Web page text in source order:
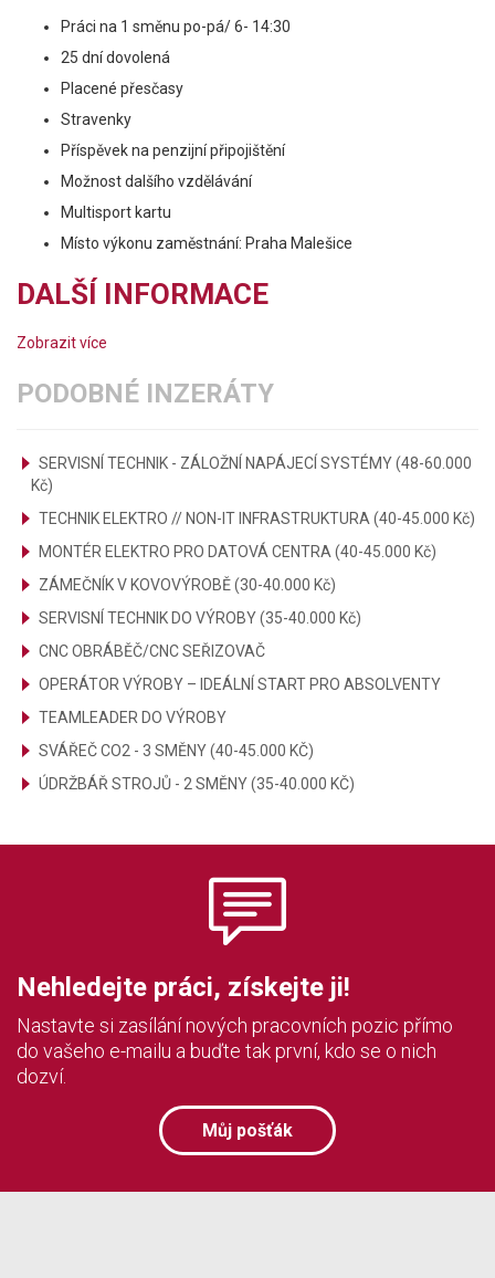
Práci na 1 směnu po-pá/ 6- 14:30
25 dní dovolená
Placené přesčasy
Stravenky
Příspěvek na penzijní připojištění
Možnost dalšího vzdělávání
Multisport kartu
Místo výkonu zaměstnání: Praha Malešice
DALŠÍ INFORMACE
Zobrazit více
PODOBNÉ INZERÁTY
SERVISNÍ TECHNIK - ZÁLOŽNÍ NAPÁJECÍ SYSTÉMY (48-60.000
Kč)
TECHNIK ELEKTRO // NON-IT INFRASTRUKTURA (40-45.000 Kč)
MONTÉR ELEKTRO PRO DATOVÁ CENTRA (40-45.000 Kč)
ZÁMEČNÍK V KOVOVÝROBĚ (30-40.000 Kč)
SERVISNÍ TECHNIK DO VÝROBY (35-40.000 Kč)
CNC OBRÁBĚČ/CNC SEŘIZOVAČ
OPERÁTOR VÝROBY – IDEÁLNÍ START PRO ABSOLVENTY
TEAMLEADER DO VÝROBY
SVÁŘEČ CO2 - 3 SMĚNY (40-45.000 KČ)
ÚDRŽBÁŘ STROJŮ - 2 SMĚNY (35-40.000 KČ)
Nehledejte práci, získejte ji!
Nastavte si zasílání nových pracovních pozic přímo
do vašeho e-mailu a buďte tak první, kdo se o nich
dozví.
Můj pošťák